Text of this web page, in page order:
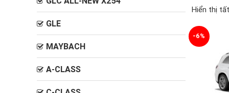
Hiển thị
-6%
GLE
MAYBACH
A-CLASS
Trả